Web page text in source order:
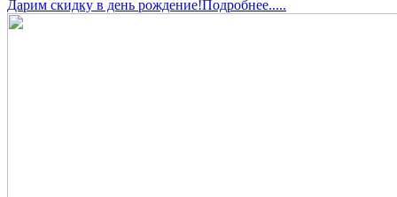
Дарим скидку в день рождение!Подробнее.....